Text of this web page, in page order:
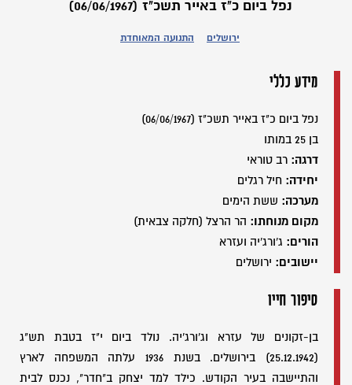
נפל ביום כ"ז באייר תשכ"ז (06/06/1967)
ירושלים התנועה המאוחדת
מידע כללי
נפל ביום כ"ז באייר תשכ"ז (06/06/1967)
בן 25 במותו
דרגה: רב טוראי
יחידה: חיל רגלים
מערכה: ששת הימים
מקום מנוחתו: הר הרצל (חלקה צבאית)
הורים: ג'ורג'יה ועזרא
יישובים: ירושלים
סיפור חייו
בן-זקונים של עזרא וג'ורג'יה. נולד ביום י"ז בטבת תש"ג
(25.12.1942) בירושלים. בשנת 1936 עלתה המשפחה לארץ
והתיישבה בעיר הקודש. כילד למד יצחק ב"חדר", נכנס לבית